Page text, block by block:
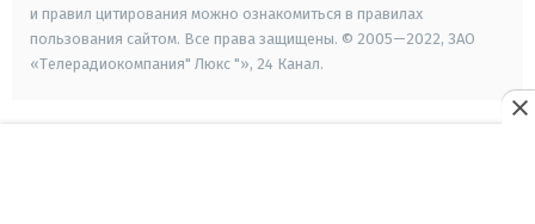
и правил цитирования можно ознакомиться в правилах
пользования сайтом. Все права защищены. © 2005—2022, ЗАО
«Телерадиокомпания" Люкс "», 24 Канал.